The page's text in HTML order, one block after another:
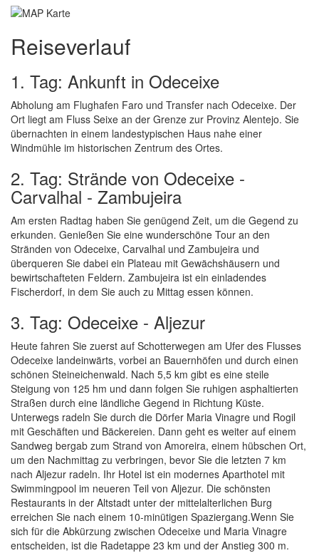
Reiseverlauf
1. Tag: Ankunft in Odeceixe
Abholung am Flughafen Faro und Transfer nach Odeceixe. Der
Ort liegt am Fluss Seixe an der Grenze zur Provinz Alentejo. Sie
übernachten in einem landestypischen Haus nahe einer
Windmühle im historischen Zentrum des Ortes.
2. Tag: Strände von Odeceixe -
Carvalhal - Zambujeira
Am ersten Radtag haben Sie genügend Zeit, um die Gegend zu
erkunden. Genießen Sie eine wunderschöne Tour an den
Stränden von Odeceixe, Carvalhal und Zambujeira und
überqueren Sie dabei ein Plateau mit Gewächshäusern und
bewirtschafteten Feldern. Zambujeira ist ein einladendes
Fischerdorf, in dem Sie auch zu Mittag essen können.
3. Tag: Odeceixe - Aljezur
Heute fahren Sie zuerst auf Schotterwegen am Ufer des Flusses
Odeceixe landeinwärts, vorbei an Bauernhöfen und durch einen
schönen Steineichenwald. Nach 5,5 km gibt es eine steile
Steigung von 125 hm und dann folgen Sie ruhigen asphaltierten
Straßen durch eine ländliche Gegend in Richtung Küste.
Unterwegs radeln Sie durch die Dörfer Maria Vinagre und Rogil
mit Geschäften und Bäckereien. Dann geht es weiter auf einem
Sandweg bergab zum Strand von Amoreira, einem hübschen Ort,
um den Nachmittag zu verbringen, bevor Sie die letzten 7 km
nach Aljezur radeln. Ihr Hotel ist ein modernes Aparthotel mit
Swimmingpool im neueren Teil von Aljezur. Die schönsten
Restaurants in der Altstadt unter der mittelalterlichen Burg
erreichen Sie nach einem 10-minütigen Spaziergang.Wenn Sie
sich für die Abkürzung zwischen Odeceixe und Maria Vinagre
entscheiden, ist die Radetappe 23 km und der Anstieg 300 m.